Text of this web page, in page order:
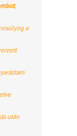
,
a
után